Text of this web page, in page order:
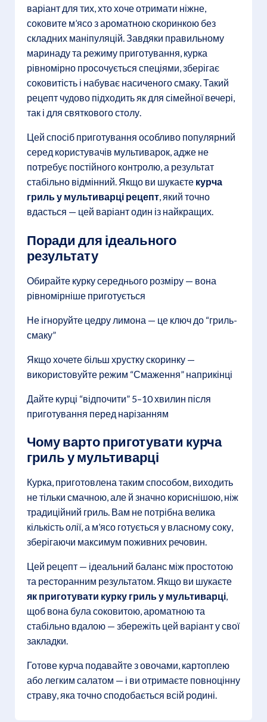
варіант для тих, хто хоче отримати ніжне,
соковите м’ясо з ароматною скоринкою без
складних маніпуляцій. Завдяки правильному
маринаду та режиму приготування, курка
рівномірно просочується спеціями, зберігає
соковитість і набуває насиченого смаку. Такий
рецепт чудово підходить як для сімейної вечері,
так і для святкового столу.
Цей спосіб приготування особливо популярний
серед користувачів мультиварок, адже не
потребує постійного контролю, а результат
стабільно відмінний. Якщо ви шукаєте курча
гриль у мультиварці рецепт, який точно
вдасться — цей варіант один із найкращих.
Поради для ідеального
результату
Обирайте курку середнього розміру — вона
рівномірніше приготується
Не ігноруйте цедру лимона — це ключ до “гриль-
смаку”
Якщо хочете більш хрустку скоринку —
використовуйте режим “Смаження” наприкінці
Дайте курці “відпочити” 5–10 хвилин після
приготування перед нарізанням
Чому варто приготувати курча
гриль у мультиварці
Курка, приготовлена таким способом, виходить
не тільки смачною, але й значно кориснішою, ніж
традиційний гриль. Вам не потрібна велика
кількість олії, а м’ясо готується у власному соку,
зберігаючи максимум поживних речовин.
Цей рецепт — ідеальний баланс між простотою
та ресторанним результатом. Якщо ви шукаєте
як приготувати курку гриль у мультиварці,
щоб вона була соковитою, ароматною та
стабільно вдалою — збережіть цей варіант у свої
закладки.
Готове курча подавайте з овочами, картоплею
або легким салатом — і ви отримаєте повноцінну
страву, яка точно сподобається всій родині.